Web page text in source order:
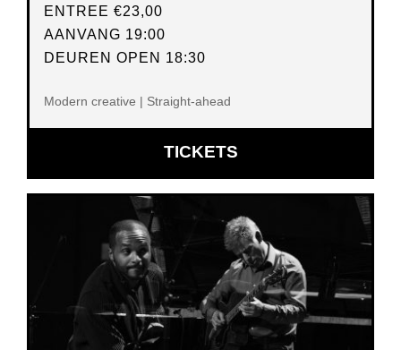
ENTREE €23,00
AANVANG 19:00
DEUREN OPEN 18:30
Modern creative | Straight-ahead
TICKETSOPENT
IN
VENSTER